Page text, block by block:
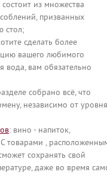
из множества
призванных
стол;
сделать более
вашего любимого
вода, вам обязательно
собрано всё, что
независимо от уровня
: вино - напиток,
товарами ,
сохранять свой
даже во время